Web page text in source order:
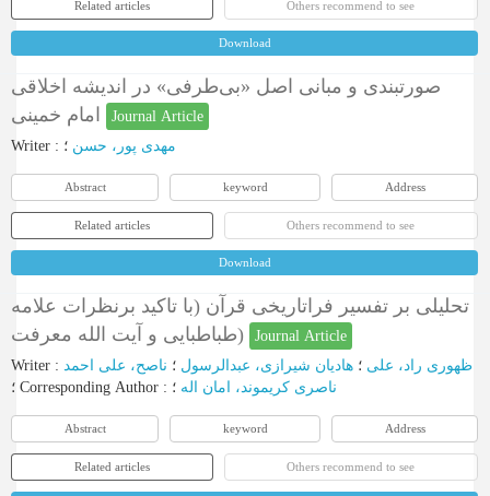
Related articles Others recommend to see
Download
صورتبندی و مبانی اصل «بی‌طرفی» در اندیشه اخلاقی
Journal Article
Writer : مهدی پور، حسن ؛
Abstract keyword Address
Related articles Others recommend to see
Download
تحلیلی بر تفسیر فراتاریخی قرآن (با تاکید برنظرات علامه
طباطبایی و آیت الله معرفت)
Journal Article
Writer : ظهوری راد، علی ؛ هادیان شیرازی، عبدالرسول ؛ ناصح، علی احمد
Corresponding Author : ناصری کریموند، امان اله ؛
Abstract keyword Address
Related articles Others recommend to see